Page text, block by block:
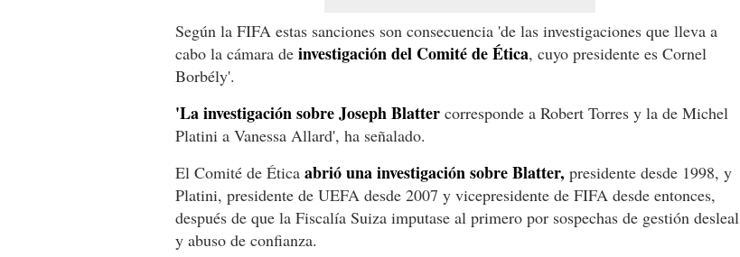
Según la FIFA estas sanciones son consecuencia 'de las investigaciones que lleva a
cabo la cámara de investigación del Comité de Ética, cuyo presidente es Cornel
Borbély'.
'La investigación sobre Joseph Blatter corresponde a Robert Torres y la de Michel
Platini a Vanessa Allard', ha señalado.
El Comité de Ética abrió una investigación sobre Blatter, presidente desde 1998, y
Platini, presidente de UEFA desde 2007 y vicepresidente de FIFA desde entonces,
después de que la Fiscalía Suiza imputase al primero por sospechas de gestión desleal
y abuso de confianza.